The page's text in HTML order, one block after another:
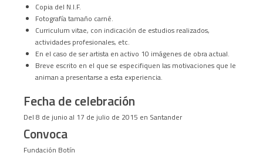
Copia del N.I.F.
Fotografía tamaño carné.
Curriculum vitae, con indicación de estudios realizados,
actividades profesionales, etc.
En el caso de ser artista en activo 10 imágenes de obra actual.
Breve escrito en el que se especifiquen las motivaciones que le
animan a presentarse a esta experiencia.
Fecha de celebración
Del 8 de junio al 17 de julio de 2015 en Santander
Convoca
Fundación Botín